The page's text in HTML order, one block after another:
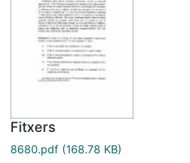
Fitxers
8680.pdf (168.78 KB)